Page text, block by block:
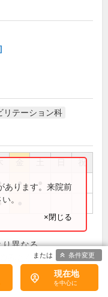
リテーション科
祝
●
あります。来院前
。
×閉じる
り異なる
みとなります
現在地
条件変更